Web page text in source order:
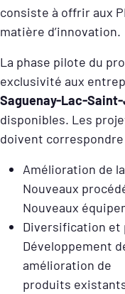
consiste à offrir aux
matière d’innovation.
La phase pilote du
exclusivité aux
Saguenay-Lac-
disponibles. Les
doivent
Amélioration de
Nouveaux
Nouveaux
Diversification et
Développement
amélioration de
produits